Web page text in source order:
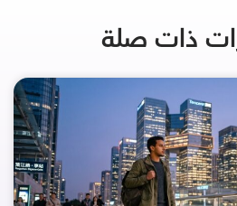
ذات صلة